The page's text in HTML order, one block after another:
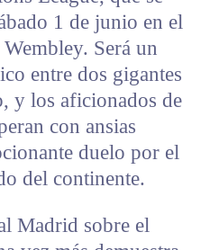
1 de junio en el
Será un
entre dos gigantes
y los aficionados de
con ansias
duelo por el
del continente.
Madrid sobre el